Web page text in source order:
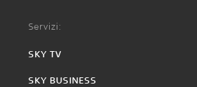
Servizi:
SKY TV
SKY BUSINESS